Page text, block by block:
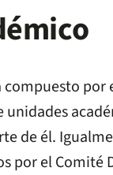
compuesto
unidades
de él.
por el